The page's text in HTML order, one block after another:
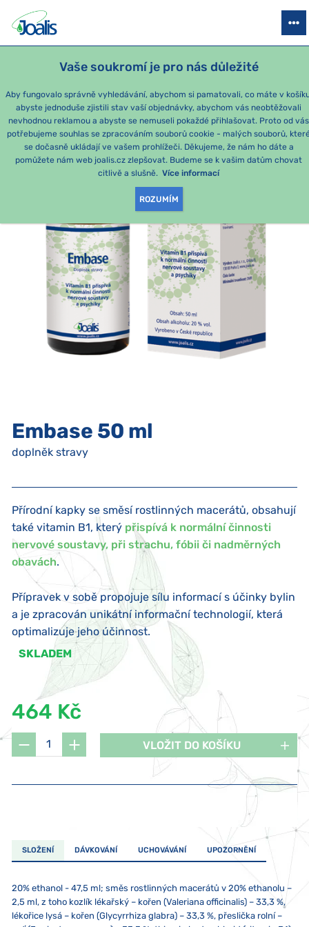
Vaše soukromí je pro nás důležité
Aby fungovalo správně vyhledávání, abychom si pamatovali, co máte v
abyste jednoduše zjistili stav vaší objednávky, abychom vás neobtěžovali
nevhodnou reklamou a abyste se nemuseli pokaždé přihlašovat. Proto od vás
potřebujeme souhlas se zpracováním souborů cookie - malých souborů,
se dočasně ukládají ve vašem prohlížeči. Děkujeme, že nám ho dáte a
pomůžete nám web joalis.cz zlepšovat. Budeme se k vašim datům chovat
citlivě a slušně. Více informací
ROZUMÍM
PRODUKTY PODLE OBTÍŽÍ SEZÓNNÍ BALÍČKY PRO DĚTI
e-shop Joalis PODLE KATEGORIE Joalis emoce Embase 50
Embase 50 ml
doplněk stravy
Přírodní kapky se směsí rostlinných macerátů, obsahují
také vitamin B1, který přispívá k normální činnosti
nervové soustavy, při strachu, fóbii či nadměrných
obavách.
Přípravek v sobě propojuje sílu informací s účinky bylin
a je zpracován unikátní informační technologií, která
optimalizuje jeho účinnost.
SKLADEM
464 Kč
VLOŽIT DO KOŠÍKU
SLOŽENÍ DÁVKOVÁNÍ UCHOVÁVÁNÍ UPOZORNĚNÍ
20% ethanol - 47,5 ml; směs rostlinných macerátů v 20% ethanolu –
2,5 ml, z toho kozlík lékařský – kořen (Valeriana officinalis) – 33,3 %,
lékořice lysá – kořen (Glycyrrhiza glabra) – 33,3 %, přeslička rolní –